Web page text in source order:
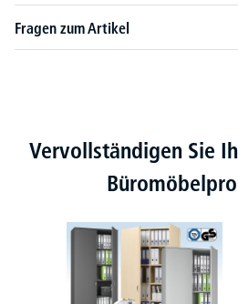
Fragen zum Artikel
Produktgalerie überspringen
Vervollständigen Sie